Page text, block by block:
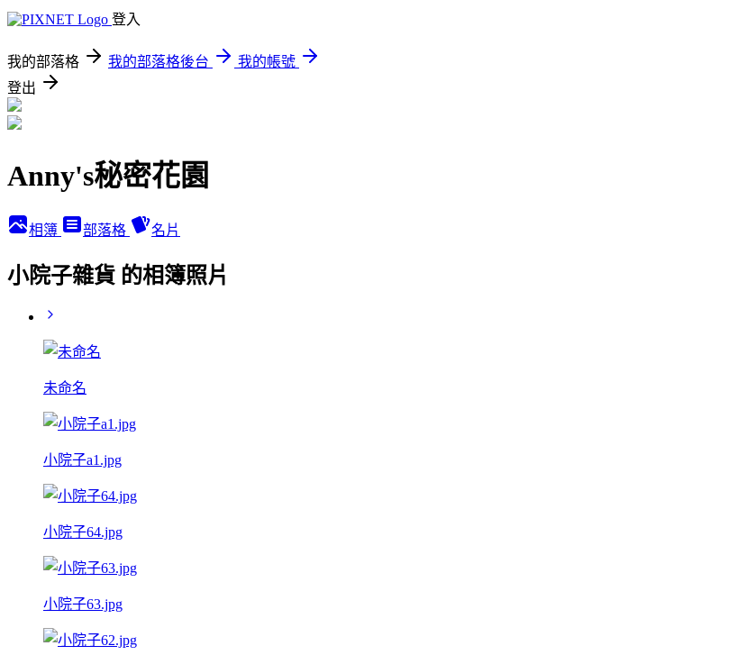
登入
我的部落格 我的部落格後台
我的帳號
登出
Anny's秘密花園
相簿 部落格 名片
小院子雜貨 的相簿照片
未命名
小院子a1.jpg
小院子64.jpg
小院子63.jpg